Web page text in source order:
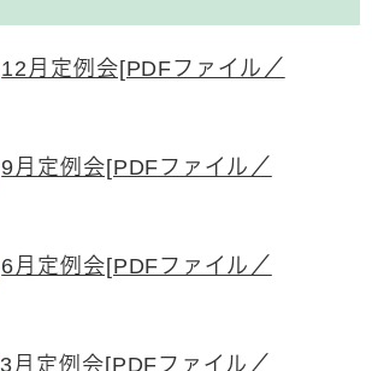
12月定例会[PDFファイル／
9月定例会[PDFファイル／
6月定例会[PDFファイル／
3月定例会[PDFファイル／